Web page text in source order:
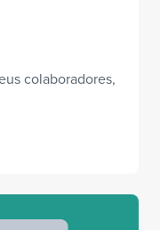
colaboradores,